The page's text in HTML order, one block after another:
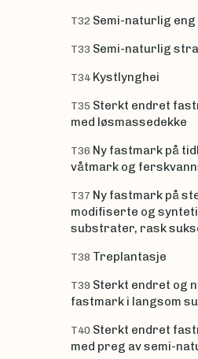
T32 Semi-naturlig eng
T33 Semi-naturlig
T34 Kystlynghei
T35 Sterkt endret
med løsmassedekke
T36 Ny fastmark på
våtmark og
T37 Ny fastmark på
modifiserte og
substrater, rask
T38 Treplantasje
T39 Sterkt endret og
fastmark i langsom
T40 Sterkt endret
med preg av semi-